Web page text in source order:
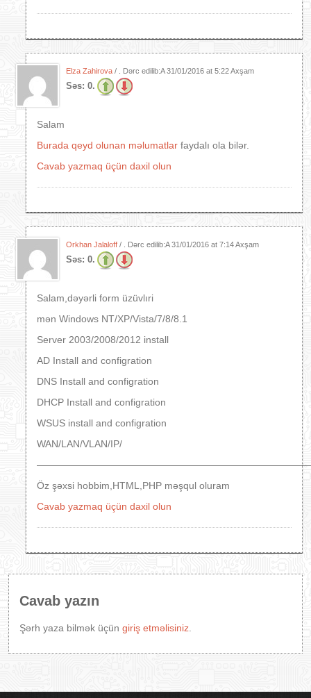
Elza Zahirova / . Dərc edilib:A31/01/2016 at 5:22 Axşam
Səs: 0.
Salam
Burada qeyd olunan məlumatlar faydalı ola bilər.
Cavab yazmaq üçün daxil olun
Orkhan Jalaloff / . Dərc edilib:A31/01/2016 at 7:14 Axşam
Səs: 0.
Salam,dəyərli form üzüvlıri
mən Windows NT/XP/Vista/7/8/8.1
Server 2003/2008/2012 install
AD Install and configration
DNS Install and configration
DHCP Install and configration
WSUS install and configration
WAN/LAN/VLAN/IP/
Öz şəxsi hobbim,HTML,PHP məşqul oluram
Cavab yazmaq üçün daxil olun
Cavab yazın
Şərh yaza bilmək üçün giriş etməlisiniz